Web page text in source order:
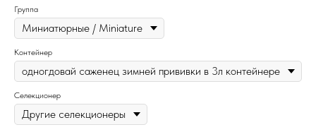
Группа
Контейнер
Селекционер